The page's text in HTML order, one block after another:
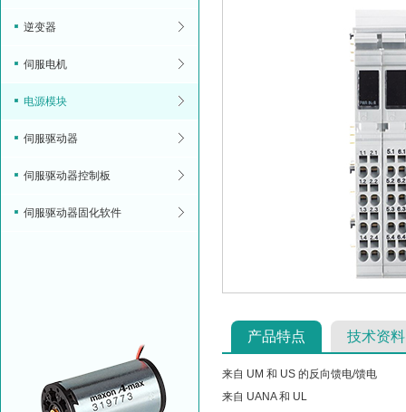
逆变器
伺服电机
电源模块
伺服驱动器
伺服驱动器控制板
伺服驱动器固化软件
产品特点 技术资料
来自 UM 和 US 的反向馈电/馈电
来自 UANA 和 UL